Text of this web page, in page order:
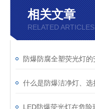
相关文章
RELATED ARTICLES